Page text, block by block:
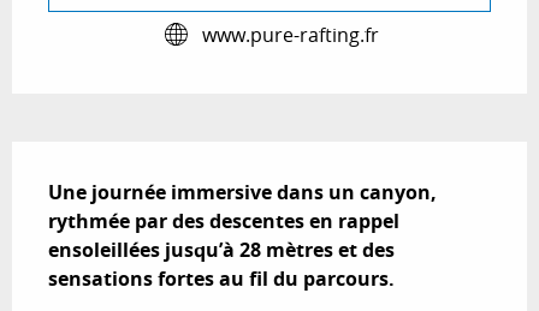
www.pure-rafting.fr
Une journée immersive dans un canyon,
rythmée par des descentes en rappel
ensoleillées jusqu’à 28 mètres et des
sensations fortes au fil du parcours.